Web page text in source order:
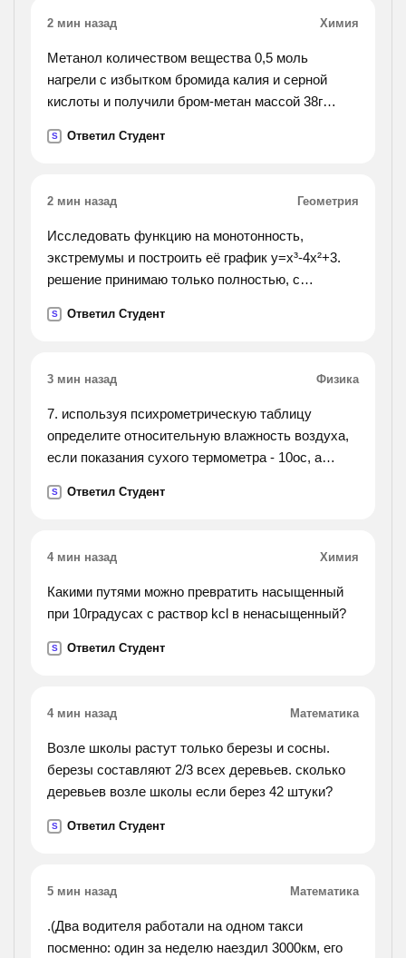
2 мин назад Химия
Метанол количеством вещества 0,5 моль
нагрели с избытком бромида калия и серной
кислоты и получили бром-метан массой 38г
возможного
S Ответил Студент
2 мин назад Геометрия
Исследовать функцию на монотонность,
экстремумы и построить её график y=x³-4x²+3.
решение принимаю только полностью, с
S Ответил Студент
3 мин назад Физика
7. используя психрометрическую таблицу
определите относительную влажность воздуха,
если показания сухого термометра - 10ос, а
S Ответил Студент
4 мин назад Химия
Какими путями можно превратить насыщенный
при 10градусах с раствор kcl в ненасыщенный?
S Ответил Студент
4 мин назад Математика
Возле школы растут только березы и сосны.
березы составляют 2/3 всех деревьев. сколько
деревьев возле школы если берез 42 штуки?
S Ответил Студент
5 мин назад Математика
.(Два водителя работали на одном такси
посменно: один за неделю наездил 3000км, его